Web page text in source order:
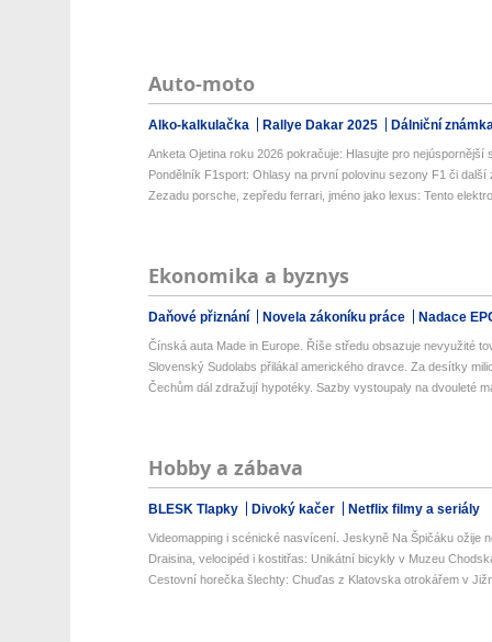
Auto-moto
Alko-kalkulačka Rallye Dakar 2025 Dálniční
Anketa Ojetina roku 2026 pokračuje: Hlasujte pro nejúspornější
Pondělník F1sport: Ohlasy na první polovinu sezony F1 či další
Zezadu porsche, zepředu ferrari, jméno jako lexus: Tento
Ekonomika a byznys
Daňové přiznání Novela zákoníku práce Nadace
Čínská auta Made in Europe. Říše středu obsazuje nevyužité
Slovenský Sudolabs přilákal amerického dravce. Za desítky
Čechům dál zdražují hypotéky. Sazby vystoupaly na dvouleté
Hobby a zábava
BLESK Tlapky Divoký kačer Netflix filmy a seriály
Videomapping i scénické nasvícení. Jeskyně Na Špičáku ožije
Draisina, velocipéd i kostitřas: Unikátní bicykly v Muzeu
Cestovní horečka šlechty: Chuďas z Klatovska otrokářem v